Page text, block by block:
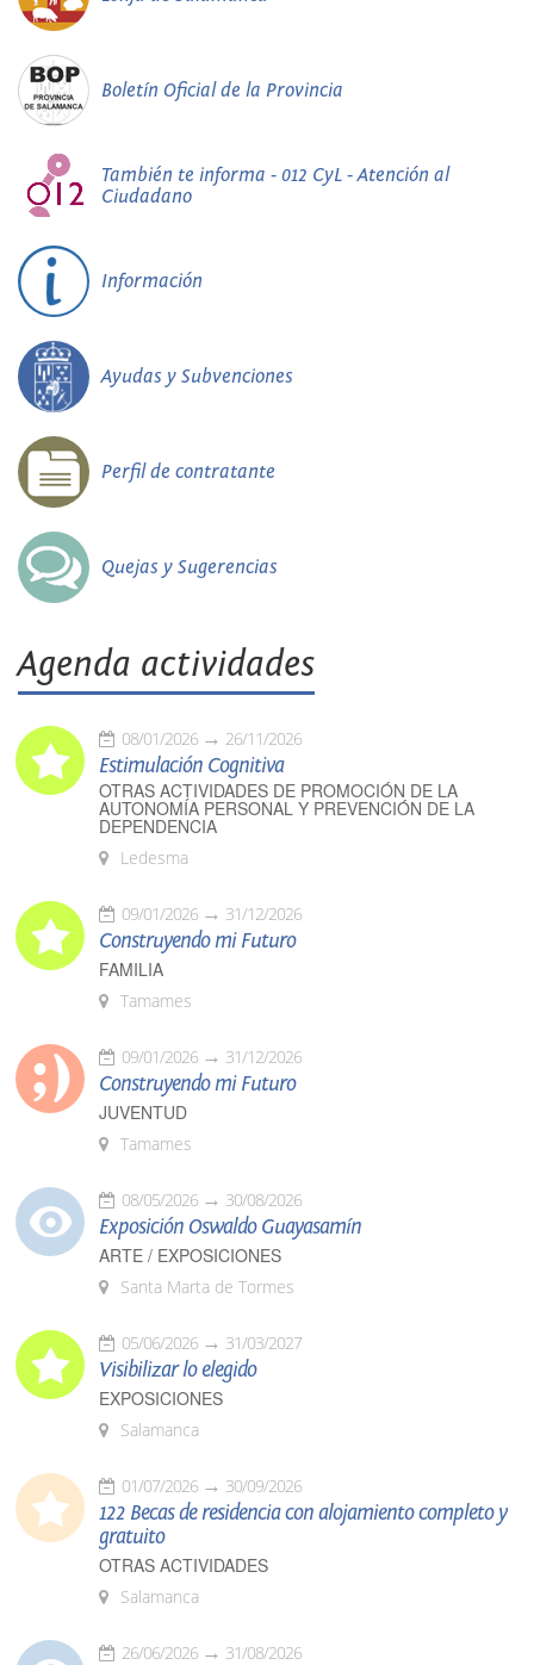
Boletín Oficial de la Provincia
También te informa - 012 CyL - Atención al
Ciudadano
Información
Ayudas y Subvenciones
Perfil de contratante
Quejas y Sugerencias
Agenda actividades
08/01/2026 26/11/2026
Estimulación Cognitiva
OTRAS ACTIVIDADES DE PROMOCIÓN DE LA
AUTONOMÍA PERSONAL Y PREVENCIÓN DE LA
DEPENDENCIA
Ledesma
09/01/2026 31/12/2026
Construyendo mi Futuro
FAMILIA
Tamames
09/01/2026 31/12/2026
Construyendo mi Futuro
JUVENTUD
Tamames
08/05/2026 30/08/2026
Exposición Oswaldo Guayasamín
ARTE / EXPOSICIONES
Santa Marta de Tormes
05/06/2026 31/03/2027
Visibilizar lo elegido
EXPOSICIONES
Salamanca
01/07/2026 30/09/2026
122 Becas de residencia con alojamiento completo y
gratuito
OTRAS ACTIVIDADES
Salamanca
26/06/2026 31/08/2026